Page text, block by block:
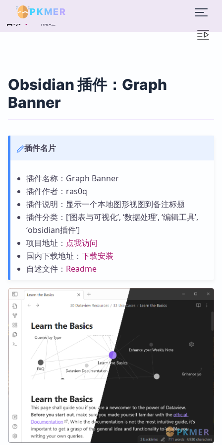
PKMER
目录 概述
Obsidian 插件：Graph
Banner
插件名片
插件名称：Graph Banner
插件作者：ras0q
插件说明：显示一个本地图形视图到备注标题
插件分类：[‘图表与可视化’, ‘数据处理’, ‘编辑工具’,
‘obsidian插件’]
项目地址： 点我访问
国内下载地址： 下载安装
自述文件： Readme